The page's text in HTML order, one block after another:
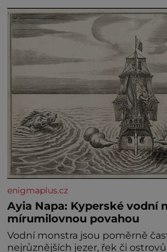
výslechů nikdo nevyvíjel fyzický
Syn brněnského řezníka chce
enigmaplus.cz
Ayia Napa: Kyperské vodní
mírumilovnou povahou
Vodní monstra jsou poměrně
nejrůznějších jezer, řek či